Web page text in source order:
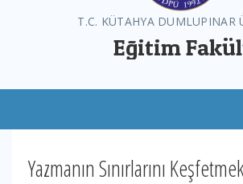
T.C. KÜTAHYA DUMLUPINAR
Eğitim
Yazmanın Sınırlarını